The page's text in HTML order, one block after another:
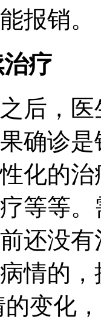
报销。
疗
后，
确诊
化的
等等
还没
情的
变化